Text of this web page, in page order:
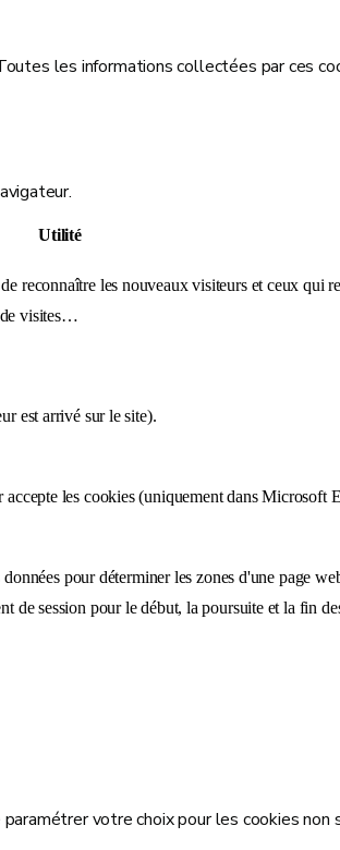
les informations collectées par ces
Utilité
reconnaître les nouveaux visiteurs et ceux qui
de visites…
est arrivé sur le site).
les cookies (uniquement dans Microsoft
pour déterminer les zones d'une page
de session pour le début, la poursuite et la fin
votre choix pour les cookies non